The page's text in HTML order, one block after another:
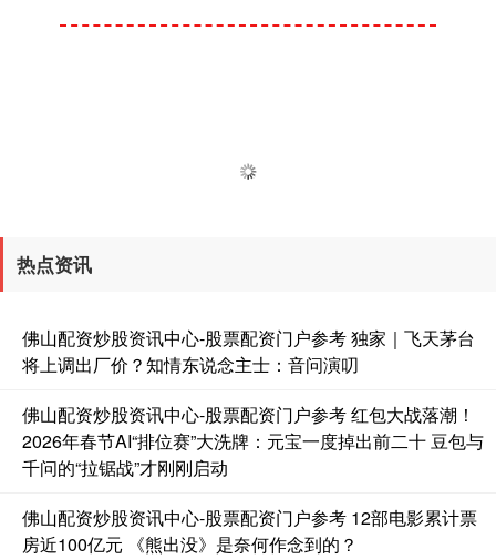
热点资讯
佛山配资炒股资讯中心-股票配资门户参考 独家｜飞天茅台
将上调出厂价？知情东说念主士：音问演叨
佛山配资炒股资讯中心-股票配资门户参考 红包大战落潮！
2026年春节AI“排位赛”大洗牌：元宝一度掉出前二十 豆包与
千问的“拉锯战”才刚刚启动
佛山配资炒股资讯中心-股票配资门户参考 12部电影累计票
房近100亿元 《熊出没》是奈何作念到的？